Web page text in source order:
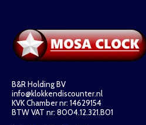
B&R Holding BV
info@klokkendiscounter.nl
KVK Chamber nr: 14629154
BTW VAT nr: 8004.12.321.B01